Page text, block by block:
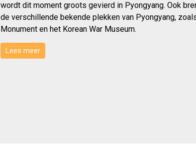
wordt dit moment groots gevierd in Pyongyang. Ook
de verschillende bekende plekken van Pyongyang,
Monument en het Korean War Museum.
Lees meer